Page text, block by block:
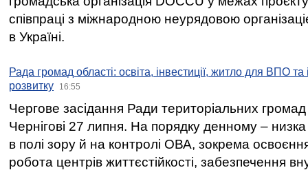
співпраці з міжнародною неурядовою
в Україні.
Рада громад області: освіта, інвестиції, житло для ВПО
розвитку
16:55
Чергове засідання Ради територіальних громад
Чернігові 27 липня. На порядку денному –
в полі зору й на контролі ОВА, зокрема освоєння
робота центрів життєстійкості, забезпечення